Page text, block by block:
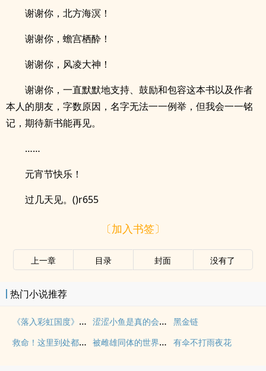
谢谢你，北方海溟！
谢谢你，蟾宫栖酔！
谢谢你，风凌大神！
谢谢你，一直默默地支持、鼓励和包容这本书以及作者
本人的朋友，字数原因，名字无法一一例举，但我会一一铭
记，期待新书能再见。
……
元宵节快乐！
过几天见。()r655
〔加入书签〕
上一章 目录 封面 没有了
热门小说推荐
《落入彩虹国度》穿越+西幻+言情 涩涩小鱼是真的会被干透 黑金链
救命！这里到处都是阴暗批（西幻NPH） 被雌雄同体的世界爆炒了（玄幻nph） 有伞不打雨夜花